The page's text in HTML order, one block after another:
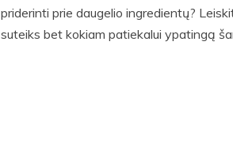
priderinti prie daugelio ingredientų?
suteiks bet kokiam patiekalui ypatingą